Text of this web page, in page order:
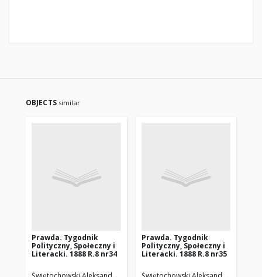
OBJECTS similar
Prawda. Tygodnik
Polityczny, Społeczny i
Literacki. 1888 R.8 nr34
Prawda. Tygodnik
Polityczny, Społeczny i
Literacki. 1888 R.8 nr35